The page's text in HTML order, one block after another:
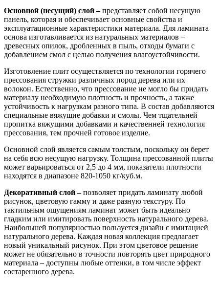
Основной (несущий) слой –представляет собой несущую
панель, которая и обеспечивает основные свойства и
эксплуатационные характеристики материала. Для ламината
основа изготавливается из натуральных материалов –
древесных опилок, дробленных в пыль, отходы бумаги с
добавлением смол с целью получения влагоустойчивости.
Изготовление плит осуществляется по технологии горячего
прессования стружки различных пород дерева или их
волокон. Естественно, что прессование не могло бы придать
материалу необходимую плотность и прочность, а также
устойчивость к нагрузкам разного типа. В состав добавляются
специальные вяжущие добавки и смолы. Чем тщательней
пропитка вяжущими добавками и качественней технология
прессования, тем прочней готовое изделие.
Основной слой является самым толстым, поскольку он берет
на себя всю несущую нагрузку. Толщина прессованной плиты
может варьироваться от 2,5 до 4 мм, показатели плотности
находятся в диапазоне 820-1050 кг/куб.м.
Декоративный слой –позволяет придать ламинату любой
рисунок, цветовую гамму и даже разную текстуру. По
тактильным ощущениям ламинат может быть идеально
гладким или имитировать поверхность натурального дерева.
Наибольшей популярностью пользуется дизайн с имитацией
натурального дерева. Каждая новая коллекция предлагает
новый уникальный рисунок. При этом цветовое решение
может не обязательно в точности повторять цвет природного
материала – доступны любые оттенки, в том числе эффект
состаренного дерева.